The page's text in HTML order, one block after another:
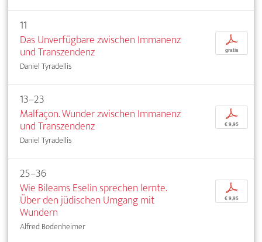
11
Das Unverfügbare zwischen Immanenz
und Transzendenz
Daniel Tyradellis
p
gratis
13–23
Malfaçon. Wunder zwischen Immanenz
und Transzendenz
Daniel Tyradellis
p
€ 9,95
25–36
Wie Bileams Eselin sprechen lernte.
Über den jüdischen Umgang mit
Wundern
Alfred Bodenheimer
p
€ 9,95